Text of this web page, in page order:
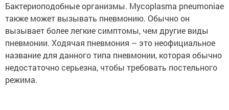
Бактериоподобные организмы. Mycoplasma pneumoniae
также может вызывать пневмонию. Обычно он
вызывает более легкие симптомы, чем другие виды
пневмонии. Ходячая пневмония – это неофициальное
название для данного типа пневмонии, которая обычно
недостаточно серьезна, чтобы требовать постельного
режима.